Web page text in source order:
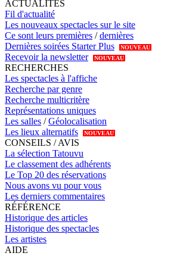
ACTUALITÉS
Fil d'actualité
Les nouveaux spectacles sur le site
Ce sont leurs premières /dernières
Dernières soirées Starter Plus
NOUVEAU
Recevoir la newsletter NOUVEAU
RECHERCHES
Les spectacles à l'affiche
Recherche par genre
Recherche multicritère
Représentations uniques
Les salles /Géolocalisation
Les lieux alternatifs
NOUVEAU
CONSEILS / AVIS
La sélection Tatouvu
Le classement des adhérents
Le Top 20 des réservations
Nous avons vu pour vous
Les derniers commentaires
RÉFÉRENCE
Historique des articles
Historique des spectacles
Les artistes
AIDE